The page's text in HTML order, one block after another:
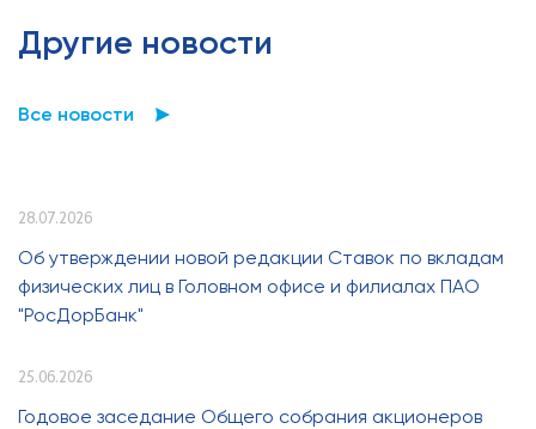
Другие новости
Все новости
28.07.2026
Об утверждении новой редакции Ставок по вкладам
физических лиц в Головном офисе и филиалах ПАО
"РосДорБанк"
25.06.2026
Годовое заседание Общего собрания акционеров